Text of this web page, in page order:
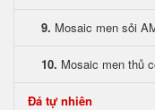
9. Mosaic men sỏi
10. Mosaic men thủ
Đá tự nhiên